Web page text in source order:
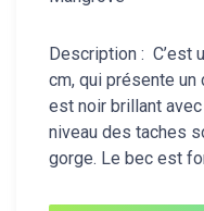
Description : C’est
cm, qui présente
est noir brillant
niveau des taches
gorge. Le bec est